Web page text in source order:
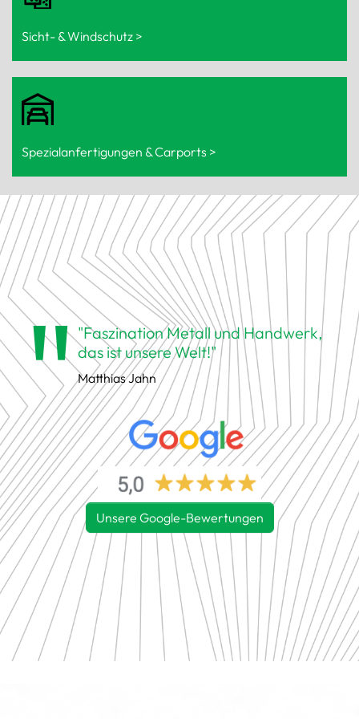
Sicht- & Windschutz >
Spezialanfertigungen & Carports >
"Faszination Metall und Handwerk,
das ist unsere Welt!"
Matthias Jahn
Unsere Google-Bewertungen